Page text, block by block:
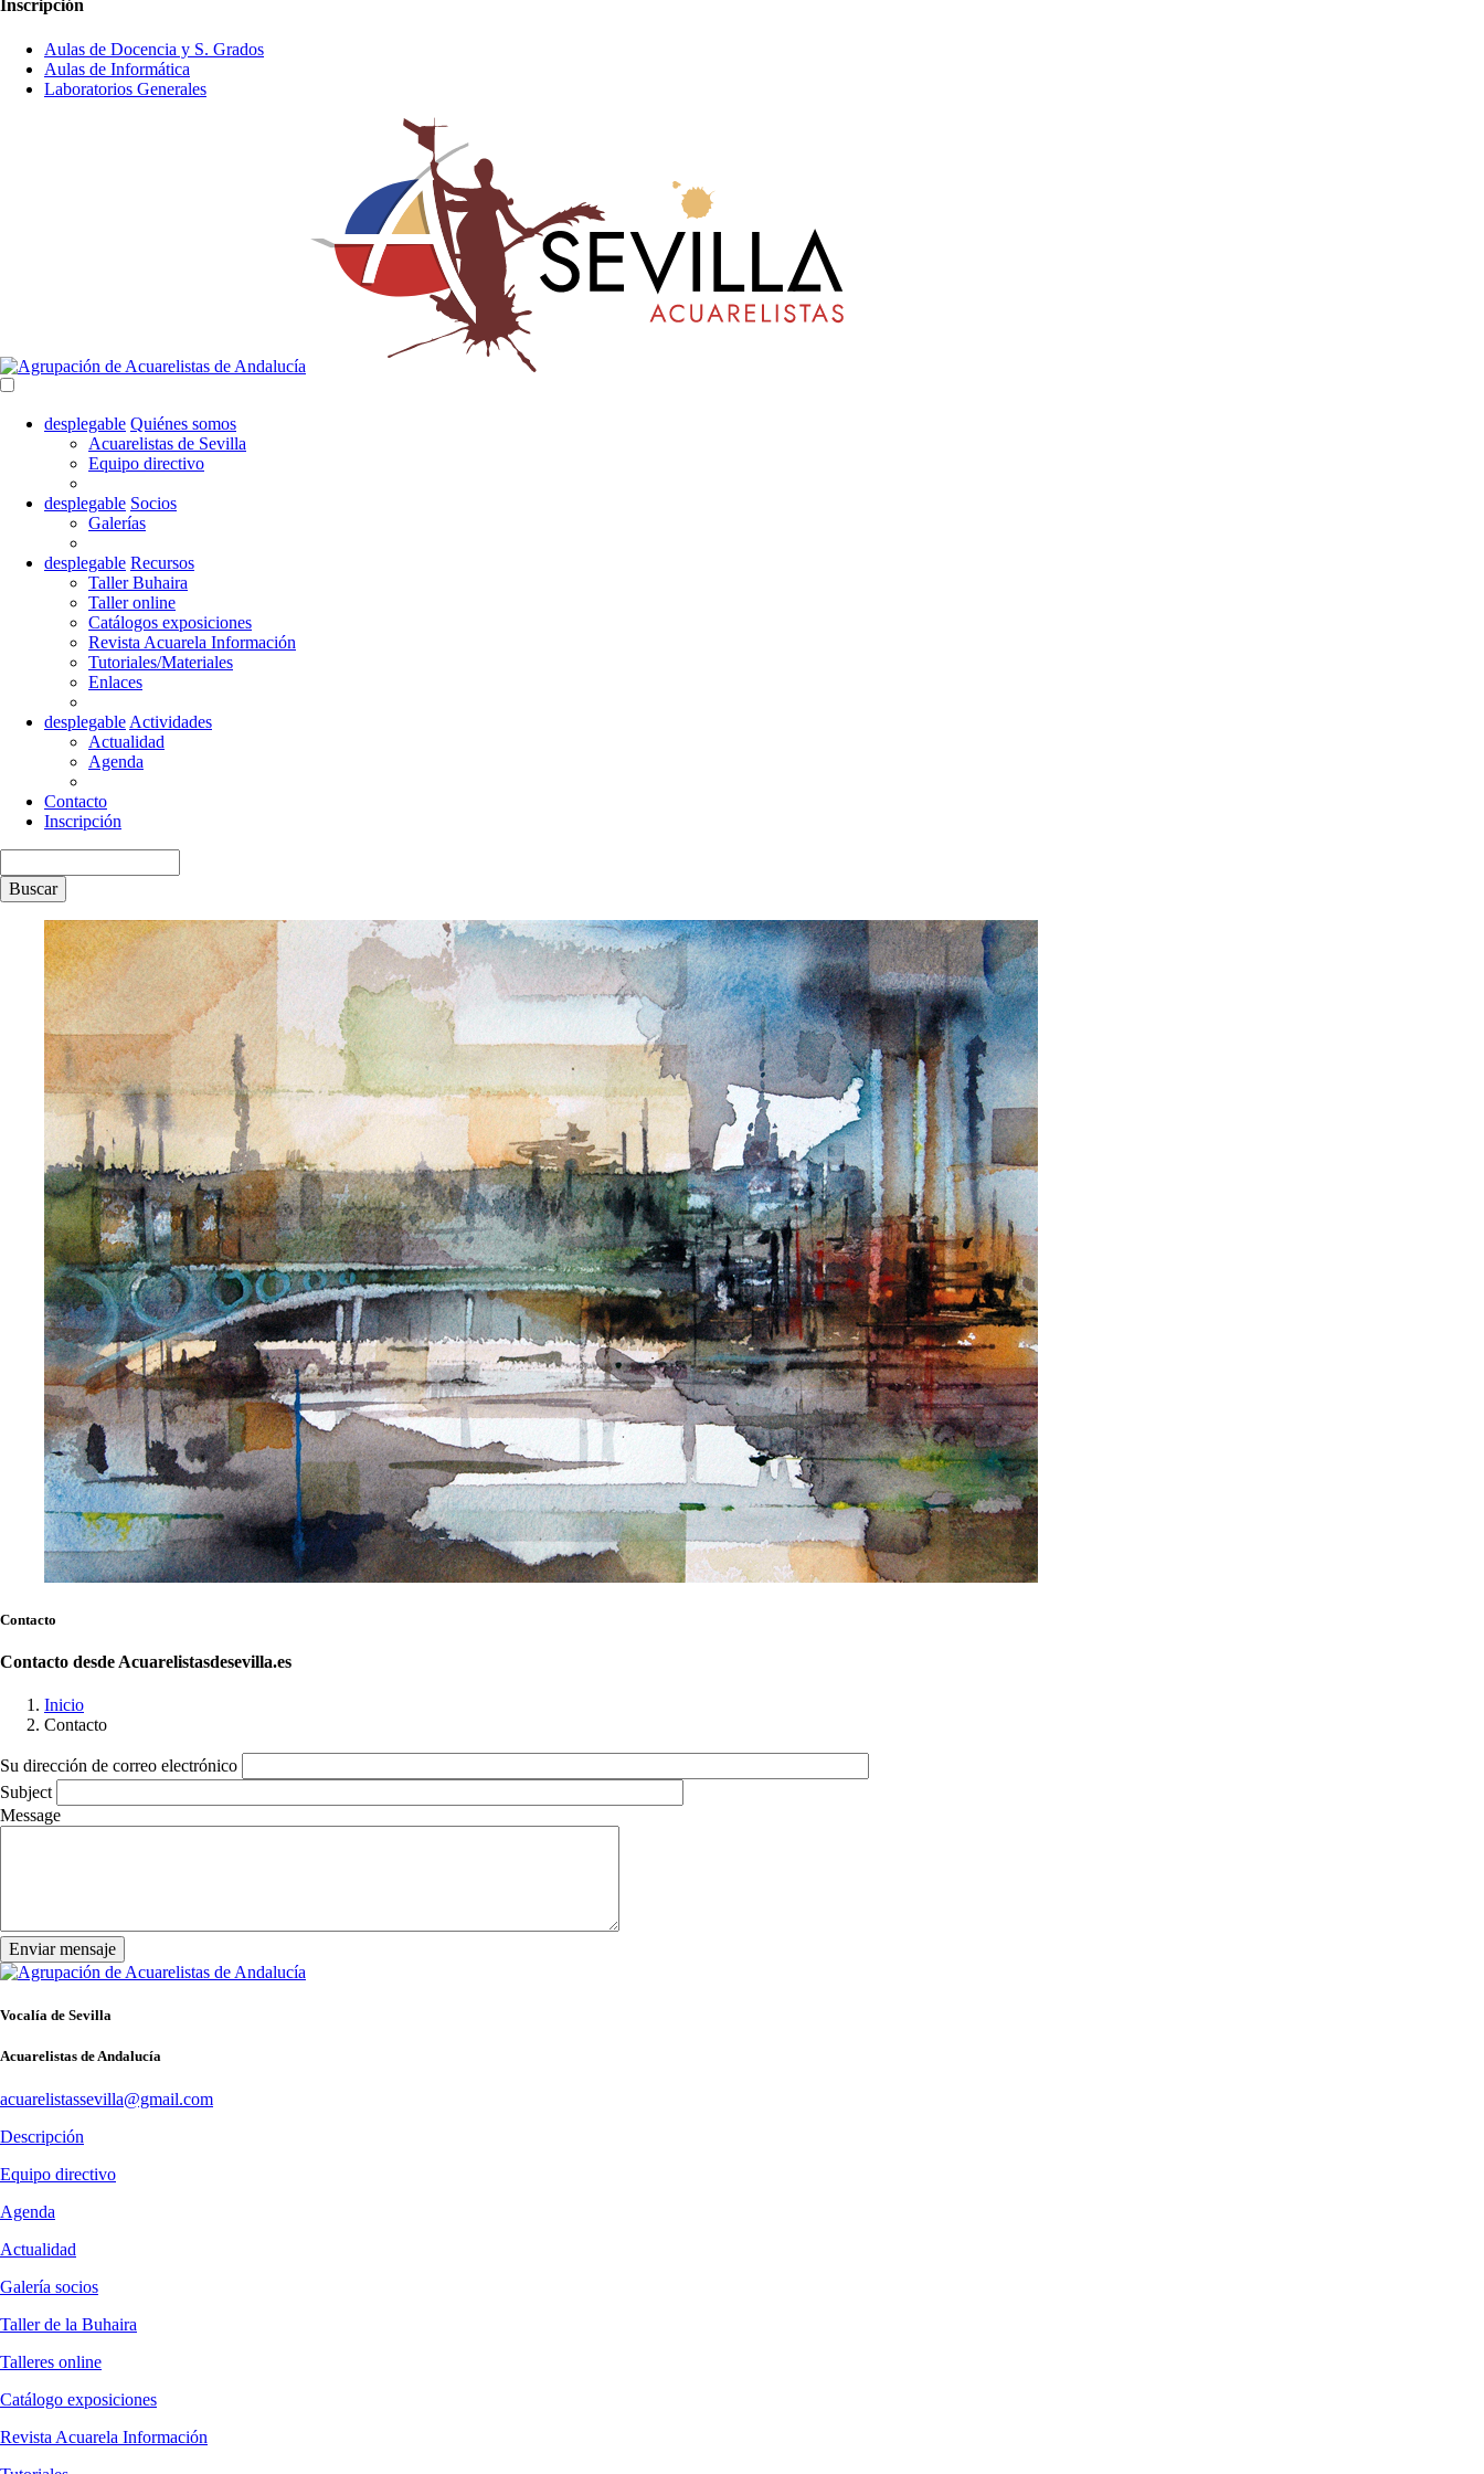
Inscripción
Aulas de Docencia y S. Grados
Aulas de Informática
Laboratorios Generales
Navegación
principal
desplegable Quiénes somos
Acuarelistas de Sevilla
Equipo directivo
desplegable Socios
Galerías
desplegable Recursos
Taller Buhaira
Taller online
Catálogos exposiciones
Revista Acuarela Información
Tutoriales/Materiales
Enlaces
desplegable Actividades
Actualidad
Agenda
Contacto
Inscripción
Contacto
Contacto desde Acuarelistasdesevilla.es
Ruta
de
navegación
Inicio
Contacto
Su dirección de correo electrónico
Subject
Message
Vocalía de Sevilla
Acuarelistas de Andalucía
acuarelistassevilla@gmail.com
Descripción
Equipo directivo
Agenda
Actualidad
Galería socios
Taller de la Buhaira
Talleres online
Catálogo exposiciones
Revista Acuarela Información